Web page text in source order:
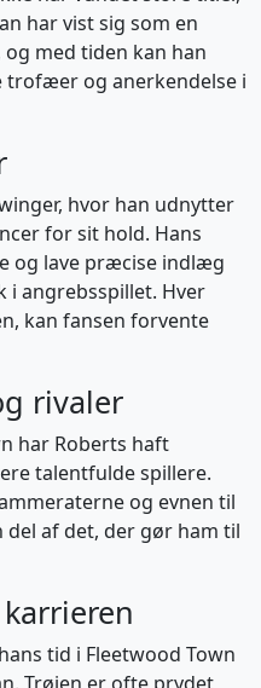
har vist sig som en
med tiden kan han
trofæer og anerkendelse i
hvor han udnytter
for sit hold. Hans
og lave præcise indlæg
i angrebsspillet. Hver
kan fansen forvente
rivaler
har Roberts haft
talentfulde spillere.
og evnen til
del af det, der gør ham til
tid i Fleetwood Town